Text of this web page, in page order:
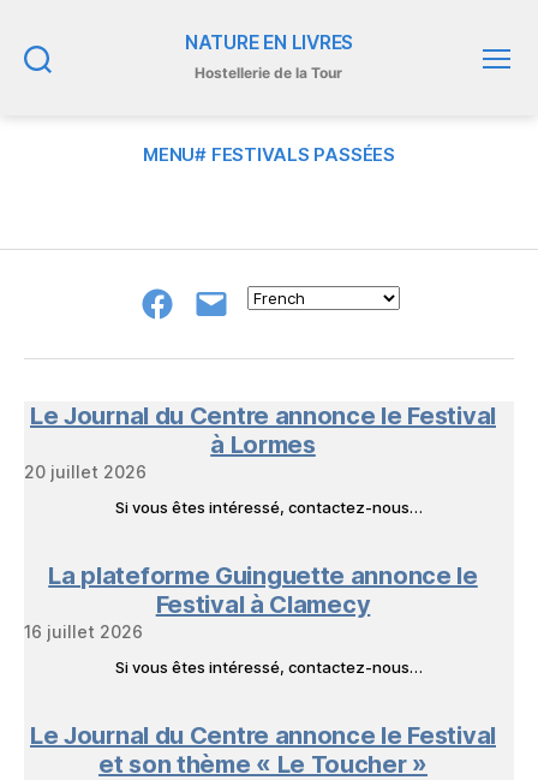
NATURE EN LIVRES
Hostellerie de la Tour
MENU# FESTIVALS PASSÉES
Groupe
NeL
E-
à
Livres
Le Journal du Centre annonce le Festival
à Lormes
20 juillet 2026
Si vous êtes intéressé, contactez-nous…
La plateforme Guinguette annonce le
Festival à Clamecy
16 juillet 2026
Si vous êtes intéressé, contactez-nous…
Le Journal du Centre annonce le Festival
et son thème « Le Toucher »